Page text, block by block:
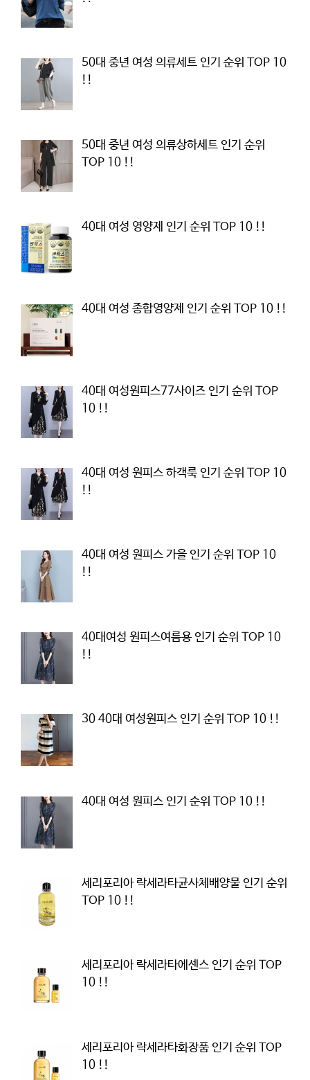
50대 중년 여성 의류세트 인기 순위 TOP 10
!!
50대 중년 여성 의류상하세트 인기 순위
TOP 10 !!
40대 여성 영양제 인기 순위 TOP 10 !!
40대 여성 종합영양제 인기 순위 TOP 10 !!
40대 여성원피스77사이즈 인기 순위 TOP
10 !!
40대 여성 원피스 하객룩 인기 순위 TOP 10
!!
40대 여성 원피스 가을 인기 순위 TOP 10
!!
40대여성 원피스여름용 인기 순위 TOP 10
!!
30 40대 여성원피스 인기 순위 TOP 10 !!
40대 여성 원피스 인기 순위 TOP 10 !!
세리포리아 락세라타균사체배양물 인기 순위
TOP 10 !!
세리포리아 락세라타에센스 인기 순위 TOP
10 !!
세리포리아 락세라타화장품 인기 순위 TOP
10 !!